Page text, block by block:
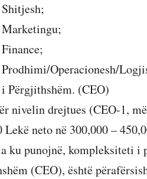
Operacionesh/
Përgjithshëm. (CEO)
nivelin drejtues (CEO-1,
Lekë neto në 300,000 –
ku punojnë, kompleksiteti i
(CEO), është